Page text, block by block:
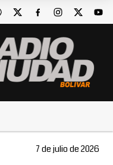
7 de julio de 2026